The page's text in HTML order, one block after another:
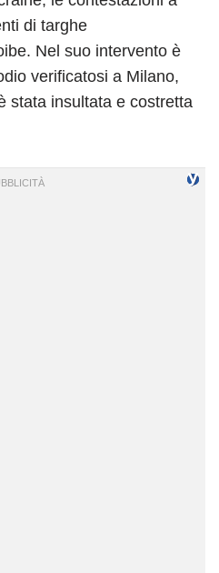
di targhe
Nel suo intervento è
verificatosi a Milano,
stata insultata e costretta